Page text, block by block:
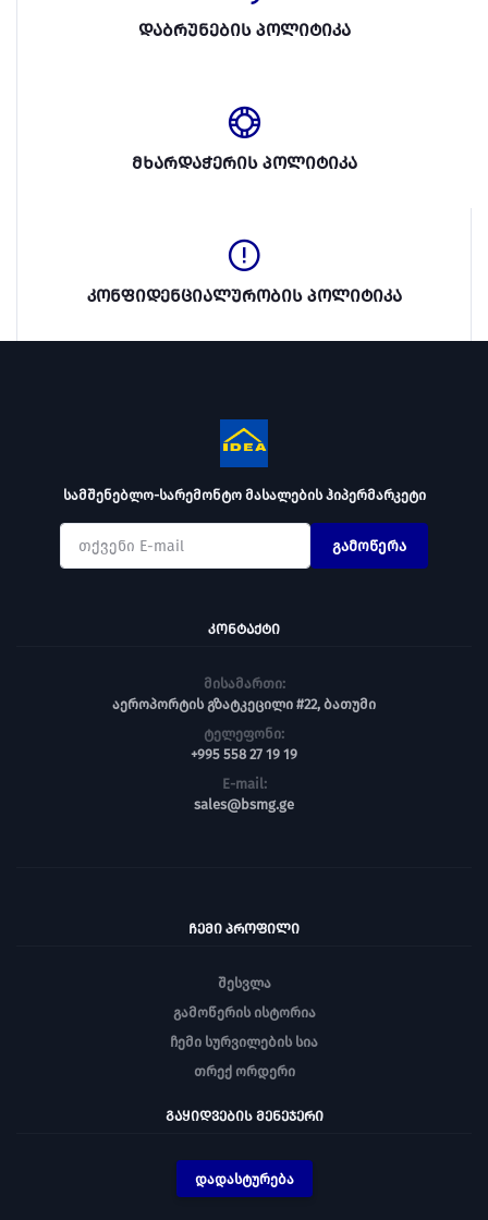
დაბრუნების პოლიტიკა
მხარდაჭერის პოლიტიკა
კონფიდენციალურობის პოლიტიკა
სამშენებლო-სარემონტო მასალების ჰიპერმარკეტი
გამოწერა
ᲙᲝᲜᲢᲐᲥᲢᲘ
მისამართი:
აეროპორტის გზატკეცილი #22, ბათუმი
ტელეფონი:
+995 558 27 19 19
E-mail:
sales@bsmg.ge
ᲩᲔᲛᲘ ᲞᲠᲝᲤᲘᲚᲘ
შესვლა
გამოწერის ისტორია
ჩემი სურვილების სია
თრექ ორდერი
ᲒᲐᲧᲘᲓᲕᲔᲑᲘᲡ ᲛᲔᲜᲔᲯᲔᲠᲘ
დადასტურება